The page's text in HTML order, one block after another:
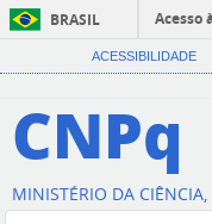
BRASIL
Acesso
ACESSIBILIDADE
CNPq
MINISTÉRIO DA